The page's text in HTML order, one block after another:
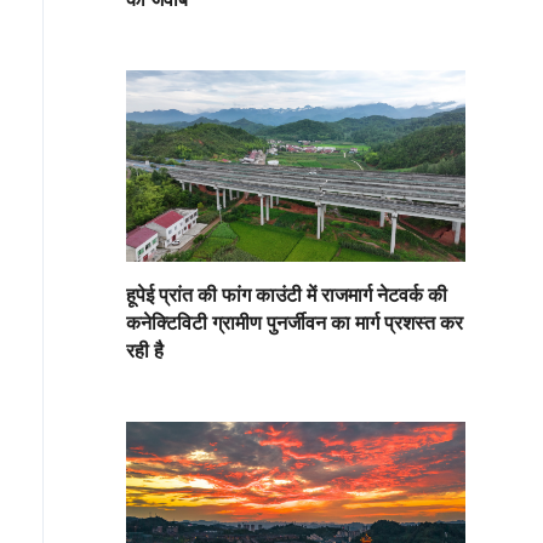
हूपेई प्रांत की फांग काउंटी में राजमार्ग नेटवर्क की
कनेक्टिविटी ग्रामीण पुनर्जीवन का मार्ग प्रशस्त कर
रही है